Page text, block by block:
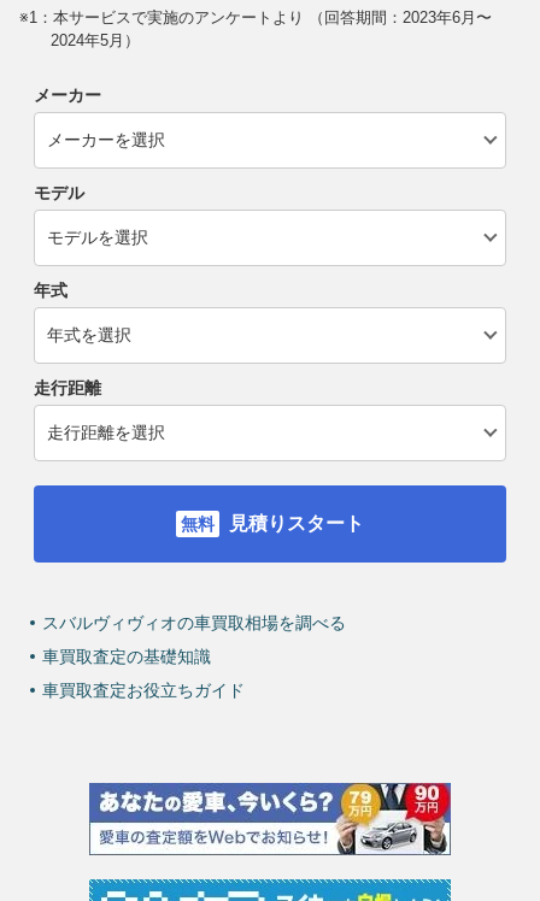
※1：本サービスで実施のアンケートより （回答期間：2023年6月〜
2024年5月）
メーカー
モデル
年式
走行距離
見積りスタート
スバルヴィヴィオの車買取相場を調べる
車買取査定の基礎知識
車買取査定お役立ちガイド